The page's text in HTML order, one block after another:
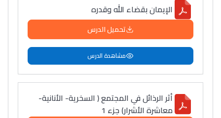
الإيمان بقضاء الله وقدره
تحميل الدرس
مشاهدة الدرس
أثر الرذائل في المجتمع ( السخرية- الأنانية-
معاشرة الأشرار) جزء 1